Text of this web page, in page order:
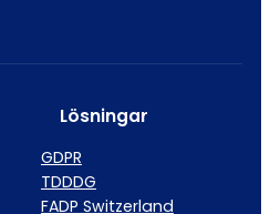
Lösningar
GDPR
TDDDG
FADP Switzerland